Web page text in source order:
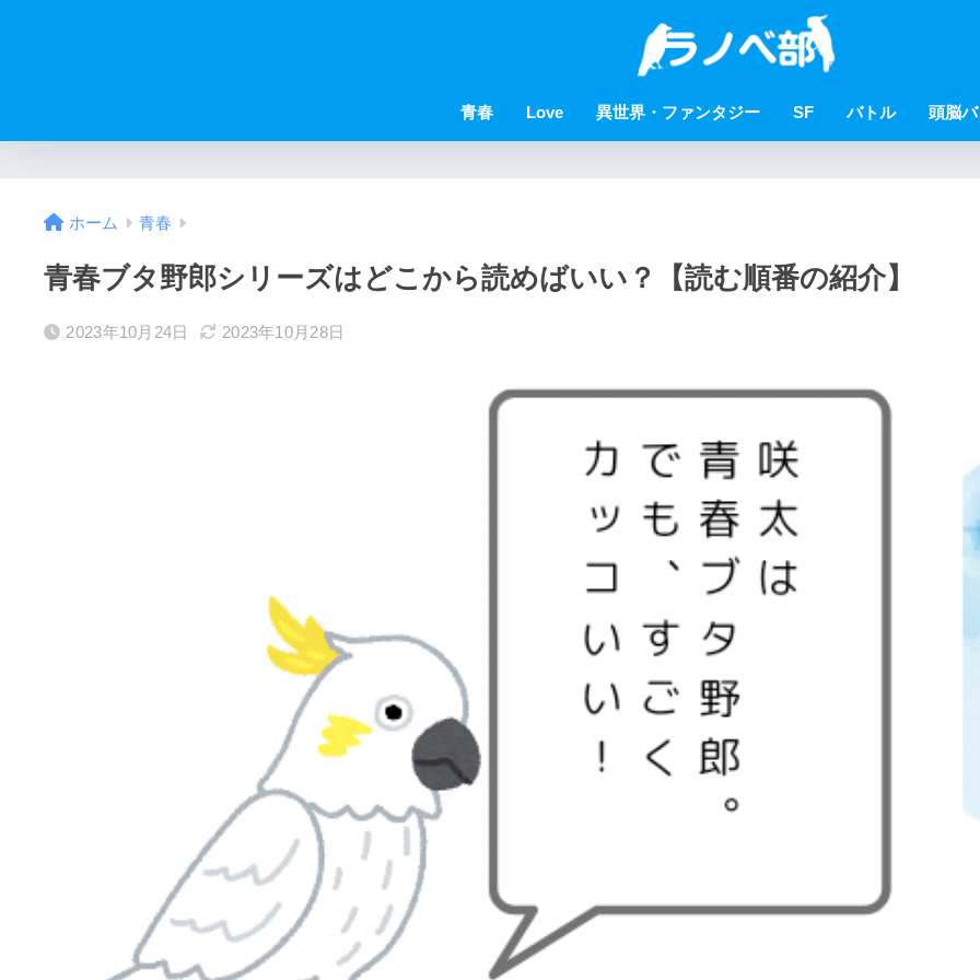
青春 Love 異世界・ファンタジー SF バトル 頭脳
ホーム 青春
青春ブタ野郎シリーズはどこから読めばいい？【読む順番の紹介】
2023年10月24日 2023年10月28日